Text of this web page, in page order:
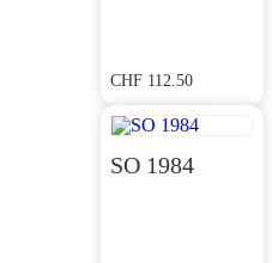
CHF 112.50
SO 1984